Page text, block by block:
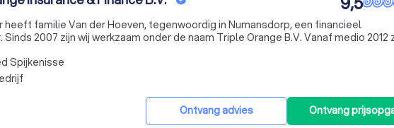
heeft familie Van der Hoeven, tegenwoordig in Numansdorp, een financieel
2007 zijn wij werkzaam onder de naam Triple Orange B.V. Vanaf medio 2012
Ontvang advies Ontvang
Spijkenisse